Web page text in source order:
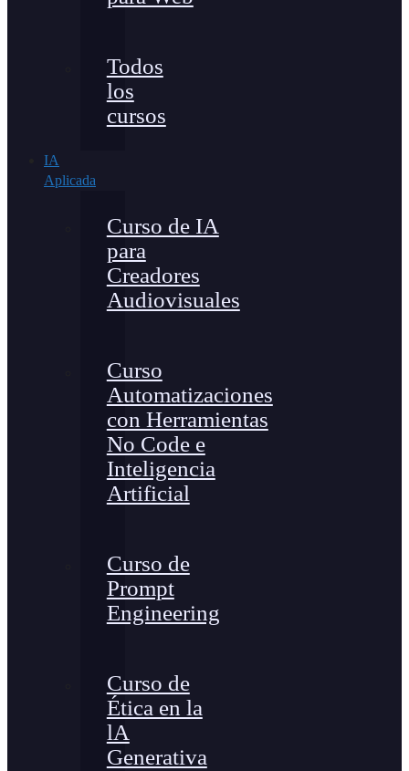
Todos
los
cursos
IA
Aplicada
Curso de IA
para
Creadores
Audiovisuales
Curso
Automatizaciones
con Herramientas
No Code e
Inteligencia
Artificial
Curso de
Prompt
Engineering
Curso de
Ética en la
lA
Generativa